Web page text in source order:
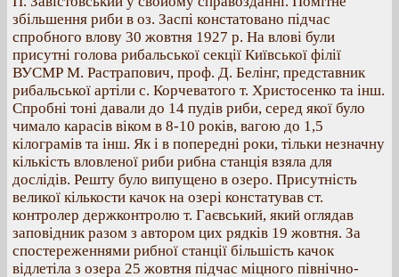
збільшення риби в оз. Заспі констатовано підчас
спробного влову 30 жовтня 1927 р. На влові були
присутні голова рибальської секції Київської філії
ВУСМР М. Растрапович, проф. Д. Белінг, представник
рибальської артіли с. Корчеватого т. Христосенко та інш.
Спробні тоні давали до 14 пудів риби, серед якої було
чимало карасів віком в 8‐10 років, вагою до 1,5
кілограмів та інш. Як і в попередні роки, тільки незначну
кількість вловленої риби рибна станція взяла для
дослідів. Решту було випущено в озеро. Присутність
великої кількости качок на озері констатував ст.
контролер держконтролю т. Гаєвський, який оглядав
заповідник разом з автором цих рядків 19 жовтня. За
спостереженнями рибної станції більшість качок
відлетіла з озера 25 жовтня підчас міцного північно‐